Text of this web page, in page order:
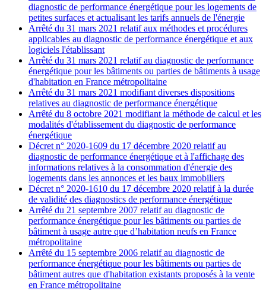
diagnostic de performance énergétique pour les logements de
petites surfaces et actualisant les tarifs annuels de l'énergie
Arrêté du 31 mars 2021 relatif aux méthodes et procédures
applicables au diagnostic de performance énergétique et aux
logiciels l'établissant
Arrêté du 31 mars 2021 relatif au diagnostic de performance
énergétique pour les bâtiments ou parties de bâtiments à usage
d'habitation en France métropolitaine
Arrêté du 31 mars 2021 modifiant diverses dispositions
relatives au diagnostic de performance énergétique
Arrêté du 8 octobre 2021 modifiant la méthode de calcul et les
modalités d'établissement du diagnostic de performance
énergétique
Décret n° 2020-1609 du 17 décembre 2020 relatif au
diagnostic de performance énergétique et à l'affichage des
informations relatives à la consommation d'énergie des
logements dans les annonces et les baux immobiliers
Décret n° 2020-1610 du 17 décembre 2020 relatif à la durée
de validité des diagnostics de performance énergétique
Arrêté du 21 septembre 2007 relatif au diagnostic de
performance énergétique pour les bâtiments ou parties de
bâtiment à usage autre que d’habitation neufs en France
métropolitaine
Arrêté du 15 septembre 2006 relatif au diagnostic de
performance énergétique pour les bâtiments ou parties de
bâtiment autres que d'habitation existants proposés à la vente
en France métropolitaine